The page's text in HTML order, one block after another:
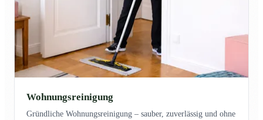
Wohnungsreinigung
Gründliche Wohnungsreinigung – sauber, zuverlässig und ohne